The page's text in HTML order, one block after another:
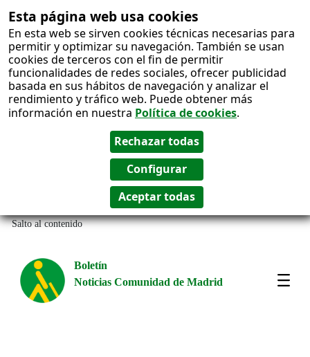
Esta página web usa cookies
En esta web se sirven cookies técnicas necesarias para
permitir y optimizar su navegación. También se usan
cookies de terceros con el fin de permitir
funcionalidades de redes sociales, ofrecer publicidad
basada en sus hábitos de navegación y analizar el
rendimiento y tráfico web. Puede obtener más
información en nuestra Política de cookies.
Salto al contenido
Boletín
Noticias Comunidad de Madrid